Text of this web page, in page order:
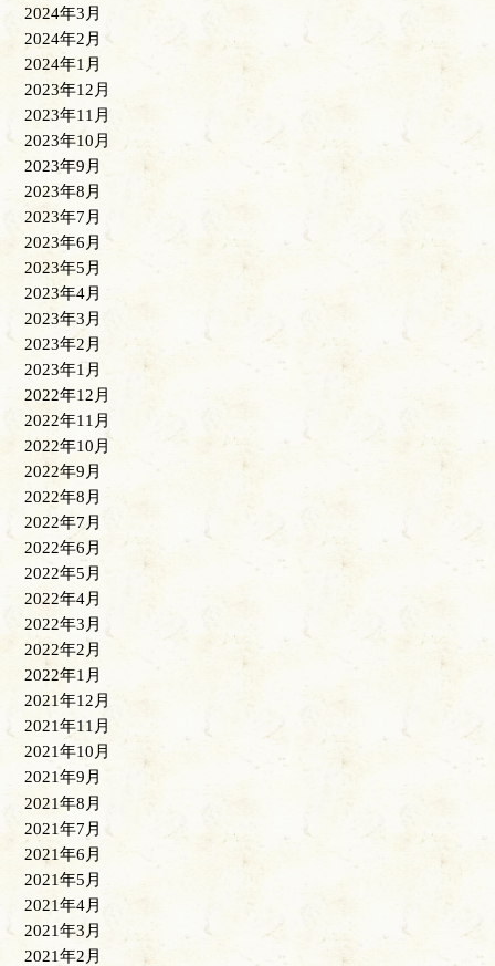
2024年3月
2024年2月
2024年1月
2023年12月
2023年11月
2023年10月
2023年9月
2023年8月
2023年7月
2023年6月
2023年5月
2023年4月
2023年3月
2023年2月
2023年1月
2022年12月
2022年11月
2022年10月
2022年9月
2022年8月
2022年7月
2022年6月
2022年5月
2022年4月
2022年3月
2022年2月
2022年1月
2021年12月
2021年11月
2021年10月
2021年9月
2021年8月
2021年7月
2021年6月
2021年5月
2021年4月
2021年3月
2021年2月